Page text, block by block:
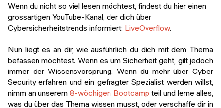
Wenn du nicht so viel lesen möchtest, findest du hier einen
grossartigen YouTube-Kanal, der dich über
Cybersicherheitstrends informiert: LiveOverflow.
Nun liegt es an dir, wie ausführlich du dich mit dem Thema
befassen möchtest. Wenn es um Sicherheit geht, gilt jedoch
immer der Wissensvorsprung. Wenn du mehr über Cyber
Security erfahren und ein gefragter Spezialist werden willst,
nimm an unserem8-wöchigen Bootcamp teil und lerne alles,
was du über das Thema wissen musst, oder verschaffe dir in